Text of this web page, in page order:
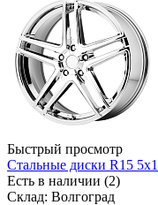
Быстрый просмотр
Стальные диски R15
Есть в наличии (2)
Склад: Волгоград